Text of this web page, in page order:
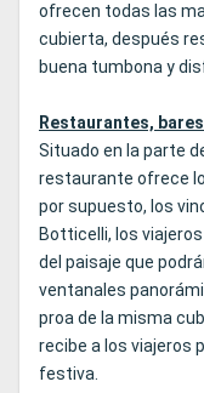
ofrecen todas las
cubierta, después
buena tumbona y
Restaurantes,
Situado en la parte
restaurante ofrece
por supuesto, los
Botticelli, los
del paisaje que
ventanales
proa de la misma
recibe a los viajeros
festiva.